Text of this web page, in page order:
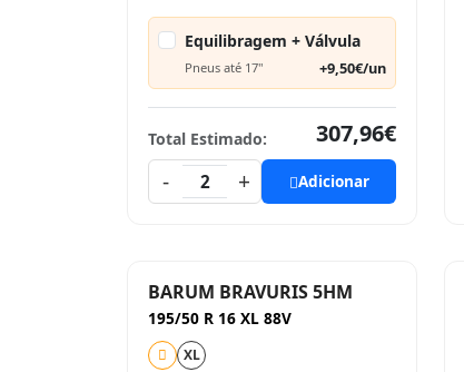
Equilibragem + Válvula
Pneus até 17" +9,50€/un
Total Estimado:
307,96€
-
2 + Adicionar
BARUM BRAVURIS 5HM
195/50 R 16 XL 88V
XL